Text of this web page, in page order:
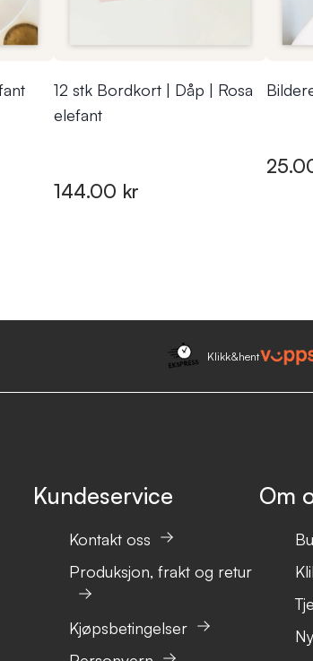
12 stk Bordkort | Dåp | Rosa
elefant
144.00 kr
Klikk&hent
Kundeservice
Kontakt oss
Produksjon, frakt og retur
Kjøpsbetingelser
Om